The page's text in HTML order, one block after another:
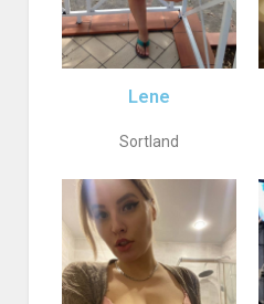
Lene
Sortland